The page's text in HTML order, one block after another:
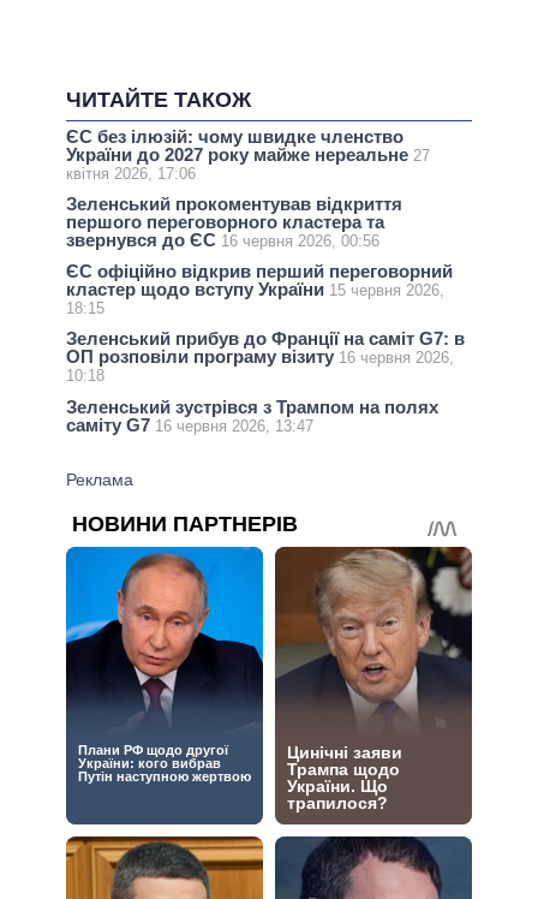
ЧИТАЙТЕ ТАКОЖ
ЄС без ілюзій: чому швидке членство
України до 2027 року майже нереальне 27
квітня 2026, 17:06
Зеленський прокоментував відкриття
першого переговорного кластера та
звернувся до ЄС 16 червня 2026, 00:56
ЄС офіційно відкрив перший переговорний
кластер щодо вступу України 15 червня 2026,
18:15
Зеленський прибув до Франції на саміт G7: в
ОП розповіли програму візиту 16 червня 2026,
10:18
Зеленський зустрівся з Трампом на полях
саміту G7 16 червня 2026, 13:47